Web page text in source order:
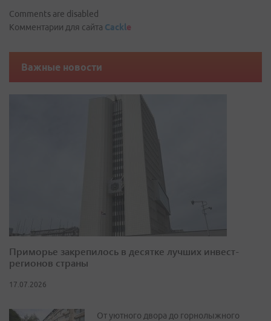
Comments are disabled
Комментарии для сайта Cackle
Важные новости
Приморье закрепилось в десятке лучших инвест-
регионов страны
17.07.2026
От уютного двора до горнолыжного